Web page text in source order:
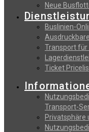
Neue
Buslinien-
Transport für
Ticket
Transport-
Privatsphäre